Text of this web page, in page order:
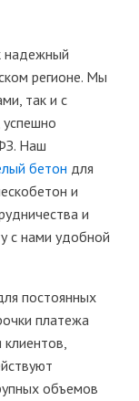
надежный
регионе. Мы
так и с
Наш
бетон для
и
и
с нами удобной
постоянных
платежа
объемов